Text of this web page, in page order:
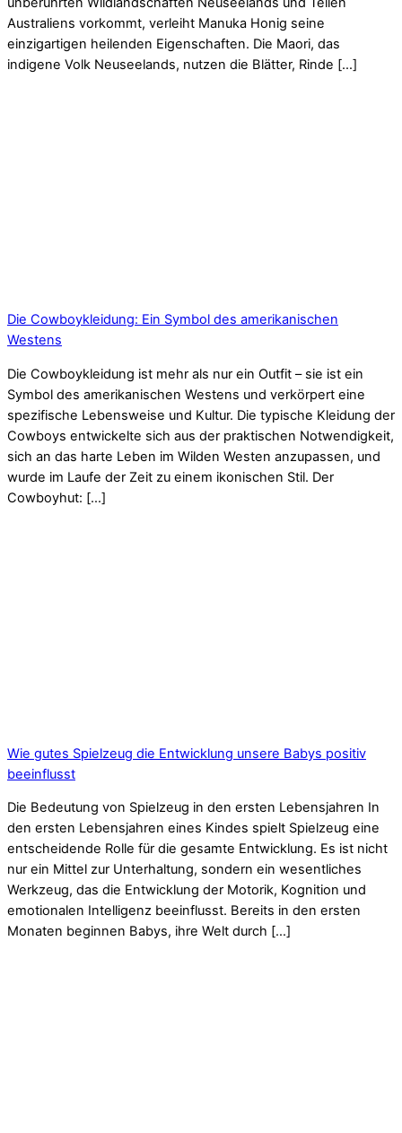
Australiens vorkommt, verleiht Manuka Honig seine
einzigartigen heilenden Eigenschaften. Die Maori, das
indigene Volk Neuseelands, nutzen die Blätter, Rinde […]
Die Cowboykleidung: Ein Symbol des amerikanischen
Westens
Die Cowboykleidung ist mehr als nur ein Outfit – sie ist ein
Symbol des amerikanischen Westens und verkörpert eine
spezifische Lebensweise und Kultur. Die typische Kleidung der
Cowboys entwickelte sich aus der praktischen Notwendigkeit,
sich an das harte Leben im Wilden Westen anzupassen, und
wurde im Laufe der Zeit zu einem ikonischen Stil. Der
Cowboyhut: […]
Wie gutes Spielzeug die Entwicklung unsere Babys positiv
beeinflusst
Die Bedeutung von Spielzeug in den ersten Lebensjahren In
den ersten Lebensjahren eines Kindes spielt Spielzeug eine
entscheidende Rolle für die gesamte Entwicklung. Es ist nicht
nur ein Mittel zur Unterhaltung, sondern ein wesentliches
Werkzeug, das die Entwicklung der Motorik, Kognition und
emotionalen Intelligenz beeinflusst. Bereits in den ersten
Monaten beginnen Babys, ihre Welt durch […]